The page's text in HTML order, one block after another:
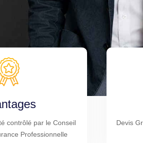
contrôlé par le Conseil
Professionnelle
Devis